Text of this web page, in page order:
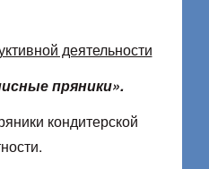
деятельности
пряники».
кондитерской